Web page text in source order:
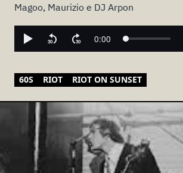
Magoo, Maurizio e DJ Arpon
60S RIOT RIOT ON SUNSET